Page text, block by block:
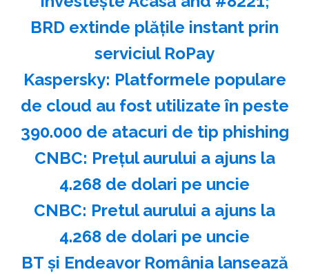
BRD extinde plăţile instant prin
serviciul RoPay
Kaspersky: Platformele populare
de cloud au fost utilizate în peste
390.000 de atacuri de tip phishing
CNBC: Preţul aurului a ajuns la
4.268 de dolari pe uncie
CNBC: Pretul aurului a ajuns la
4.268 de dolari pe uncie
BT şi Endeavor România lansează